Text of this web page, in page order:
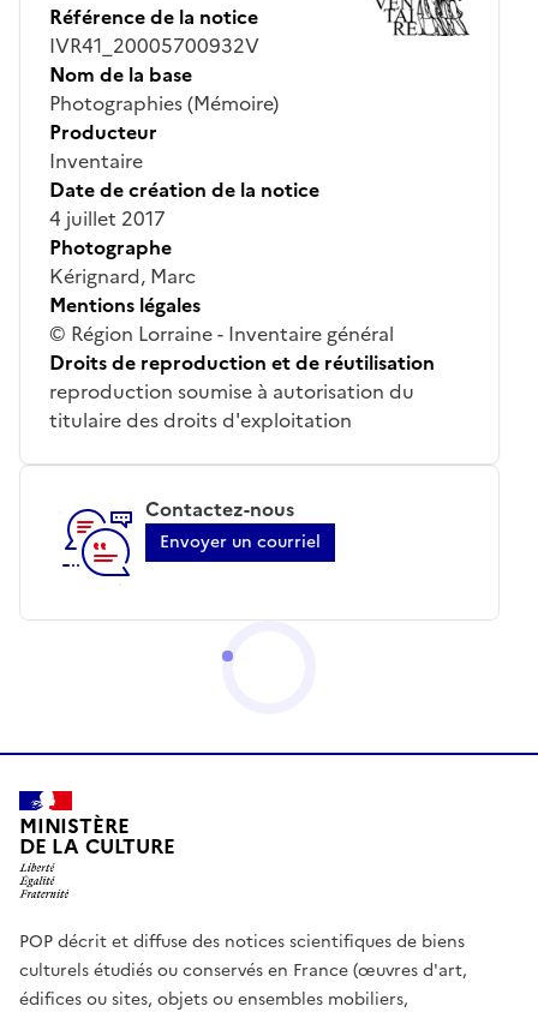
Référence de la notice
IVR41_20005700932V
Nom de la base
Photographies (Mémoire)
Producteur
Inventaire
Date de création de la notice
4 juillet 2017
Photographe
Kérignard, Marc
Mentions légales
© Région Lorraine - Inventaire général
Droits de reproduction et de réutilisation
reproduction soumise à autorisation du
titulaire des droits d'exploitation
Contactez-nous
Envoyer un courriel
MINISTÈRE
DE LA CULTURE
POP décrit et diffuse des notices scientifiques de biens
culturels étudiés ou conservés en France (œuvres d'art,
édifices ou sites, objets ou ensembles mobiliers,